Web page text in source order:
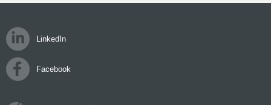
LinkedIn
Facebook